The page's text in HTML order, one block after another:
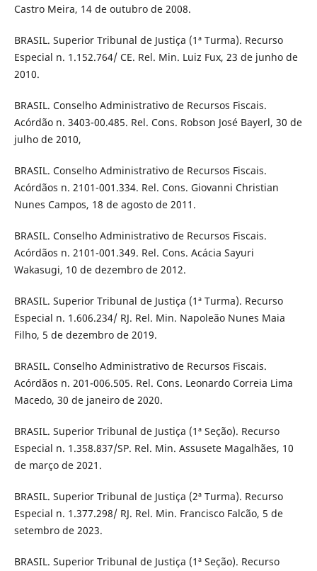
Castro Meira, 14 de outubro de 2008.
BRASIL. Superior Tribunal de Justiça (1ª Turma). Recurso
Especial n. 1.152.764/ CE. Rel. Min. Luiz Fux, 23 de junho de
2010.
BRASIL. Conselho Administrativo de Recursos Fiscais.
Acórdão n. 3403-00.485. Rel. Cons. Robson José Bayerl, 30 de
julho de 2010,
BRASIL. Conselho Administrativo de Recursos Fiscais.
Acórdãos n. 2101-001.334. Rel. Cons. Giovanni Christian
Nunes Campos, 18 de agosto de 2011.
BRASIL. Conselho Administrativo de Recursos Fiscais.
Acórdãos n. 2101-001.349. Rel. Cons. Acácia Sayuri
Wakasugi, 10 de dezembro de 2012.
BRASIL. Superior Tribunal de Justiça (1ª Turma). Recurso
Especial n. 1.606.234/ RJ. Rel. Min. Napoleão Nunes Maia
Filho, 5 de dezembro de 2019.
BRASIL. Conselho Administrativo de Recursos Fiscais.
Acórdãos n. 201-006.505. Rel. Cons. Leonardo Correia Lima
Macedo, 30 de janeiro de 2020.
BRASIL. Superior Tribunal de Justiça (1ª Seção). Recurso
Especial n. 1.358.837/SP. Rel. Min. Assusete Magalhães, 10
de março de 2021.
BRASIL. Superior Tribunal de Justiça (2ª Turma). Recurso
Especial n. 1.377.298/ RJ. Rel. Min. Francisco Falcão, 5 de
setembro de 2023.
BRASIL. Superior Tribunal de Justiça (1ª Seção). Recurso